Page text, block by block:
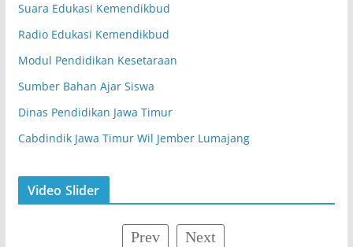
Suara Edukasi Kemendikbud
Radio Edukasi Kemendikbud
Modul Pendidikan Kesetaraan
Sumber Bahan Ajar Siswa
Dinas Pendidikan Jawa Timur
Cabdindik Jawa Timur Wil Jember Lumajang
Video Slider
Prev Next